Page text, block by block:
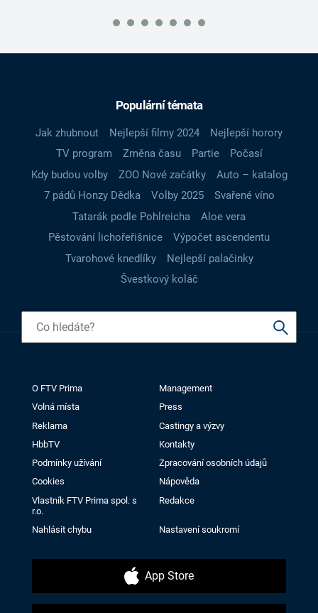
Populární témata
Jak zhubnout Nejlepší filmy 2024
Nejlepší horory
TV program
Změna času Partie
Počasí
Kdy budou volby
ZOO Nové začátky
Auto – katalog
7 pádů Honzy Dědka
Volby 2025
Svařené víno
Tatarák podle Pohlreicha
Aloe vera
Pěstování lichořeřišnice
Výpočet ascendentu
Tvarohové knedlíky
Nejlepší palačinky
Švestkový koláč
O FTV Prima
Management
Volná místa
Press
Reklama
Castingy a výzvy
HbbTV
Kontakty
Podmínky užívání
Zpracování osobních údajů
Cookies
Nápověda
Vlastník FTV Prima spol. s
r.o.
Redakce
Nahlásit chybu Nastavení soukromí
App Store